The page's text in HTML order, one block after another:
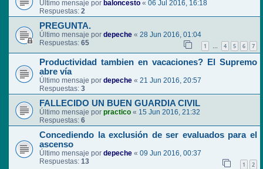
Último mensaje por baloncesto « 06 Jul 2016, 16:18
Respuestas: 2
PREGUNTA.
Último mensaje por depeche « 28 Jun 2016, 01:04
Respuestas: 65 1 … 4 5 6 7
Productividad tambien en vacaciones? El Supremo
abre vía
Último mensaje por depeche « 21 Jun 2016, 20:57
Respuestas: 3
FALLECIDO UN BUEN GUARDIA CIVIL
Último mensaje por practico « 15 Jun 2016, 21:32
Respuestas: 6
Concediendo la exclusión de ser evaluados para el
ascenso
Último mensaje por depeche « 09 Jun 2016, 00:37
Respuestas: 13 1 2